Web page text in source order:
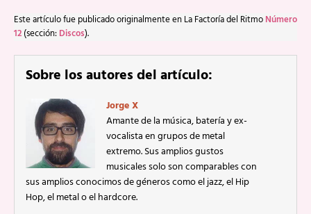
Este artículo fue publicado originalmente en La Factoría del Ritmo Número
12 (sección: Discos).
Sobre los autores del artículo:
Jorge X
Amante de la música, batería y ex-
vocalista en grupos de metal
extremo. Sus amplios gustos
musicales solo son comparables con
sus amplios conocimos de géneros como el jazz, el Hip
Hop, el metal o el hardcore.